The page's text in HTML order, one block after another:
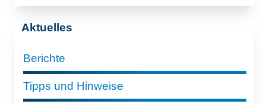
Aktuelles
Berichte
Tipps und Hinweise